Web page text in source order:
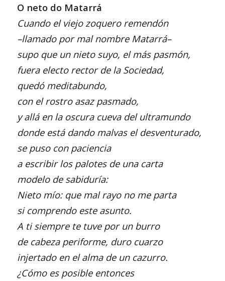
O neto do Matarrá
Cuando el viejo zoquero remendón
–llamado por mal nombre Matarrá–
supo que un nieto suyo, el más pasmón,
fuera electo rector de la Sociedad,
quedó meditabundo,
con el rostro asaz pasmado,
y allá en la oscura cueva del ultramundo
donde está dando malvas el desventurado,
se puso con paciencia
a escribir los palotes de una carta
modelo de sabiduría:
Nieto mío: que mal rayo no me parta
si comprendo este asunto.
A ti siempre te tuve por un burro
de cabeza periforme, duro cuarzo
injertado en el alma de un cazurro.
¿Cómo es posible entonces